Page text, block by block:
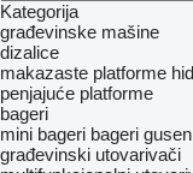
Kategorija
građevinske mašine
dizalice
makazaste platforme
penjajuće platforme
bageri
mini bageri bageri
građevinski utovarivači